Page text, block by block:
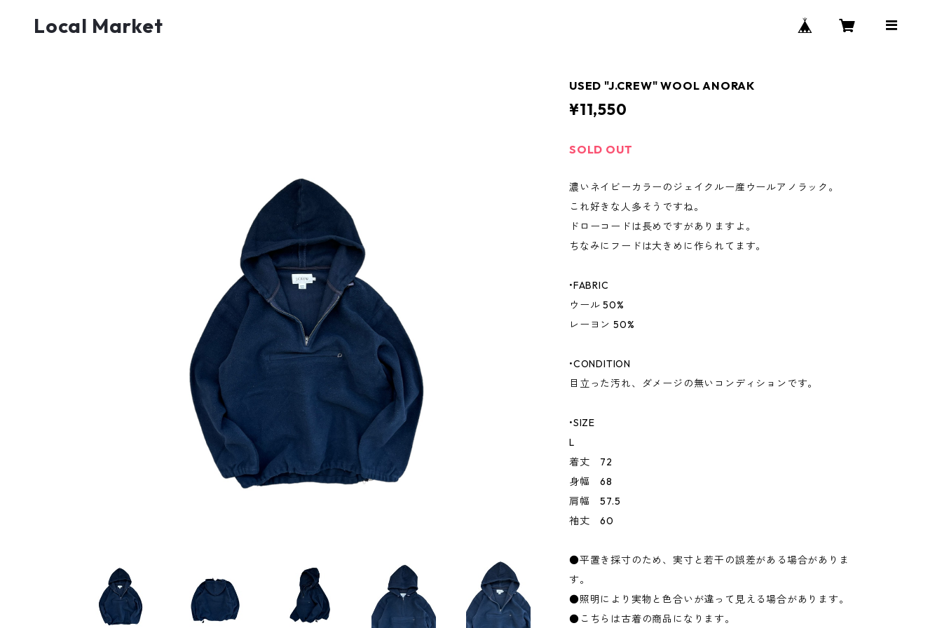
Local Market
USED "J.CREW" WOOL ANORAK
¥11,550
SOLD OUT
濃いネイビーカラーのジェイクルー産ウールアノラック。
これ好きな人多そうですね。
ドローコードは長めですがありますよ。
ちなみにフードは大きめに作られてます。
•FABRIC
ウール 50%
レーヨン 50%
•CONDITION
目立った汚れ、ダメージの無いコンディションです。
•SIZE
L
着丈 72
身幅 68
肩幅 57.5
袖丈 60
●平置き採寸のため、実寸と若干の誤差がある場合がありま
す。
●照明により実物と色合いが違って見える場合があります。
●こちらは古着の商品になります。